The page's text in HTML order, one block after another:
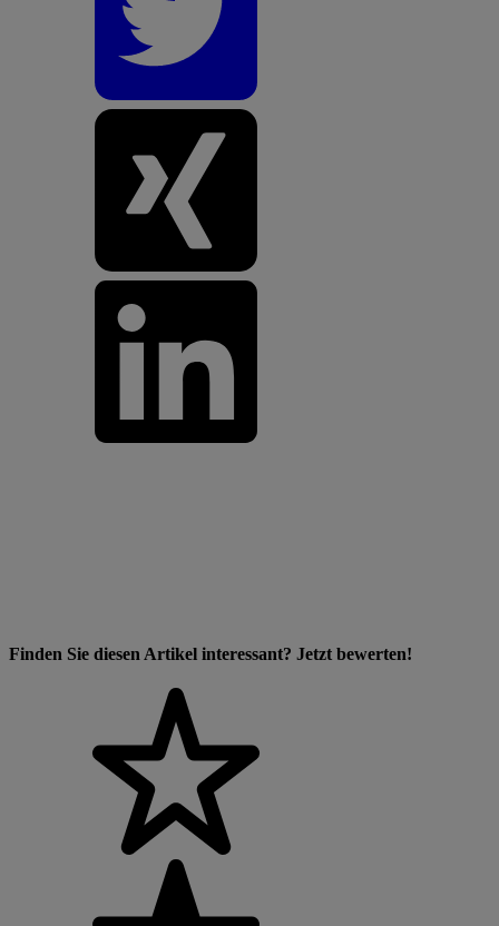
Finden Sie diesen Artikel interessant? Jetzt bewerten!